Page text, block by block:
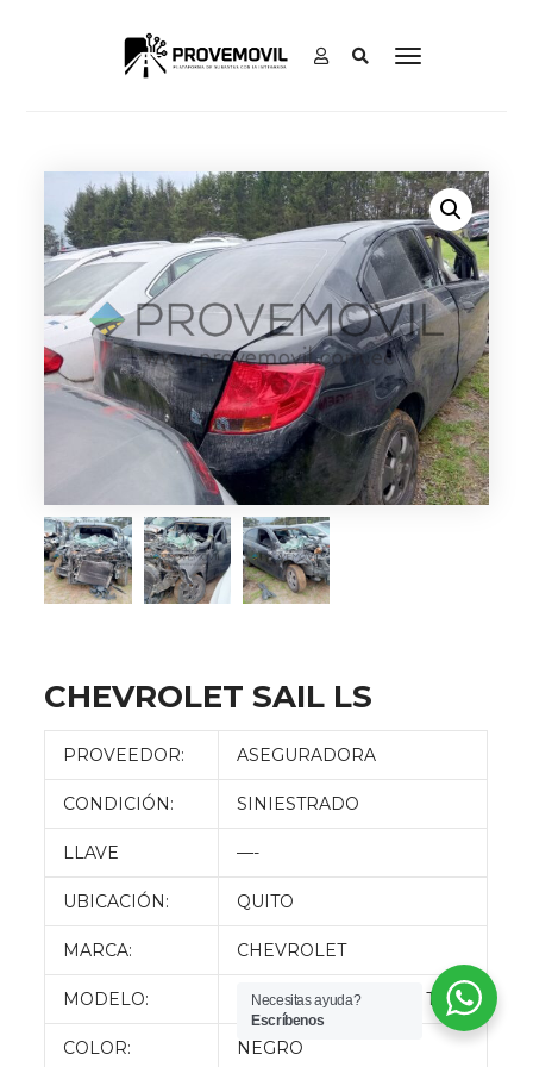
CHEVROLET SAIL LS
PROVEEDOR: ASEGURADORA
CONDICIÓN: SINIESTRADO
LLAVE —-
UBICACIÓN: QUITO
MARCA: CHEVROLET
MODELO: SAIL LS AC 1.4 4P 4X2 TM
COLOR: NEGRO
Necesitas ayuda?
Escríbenos